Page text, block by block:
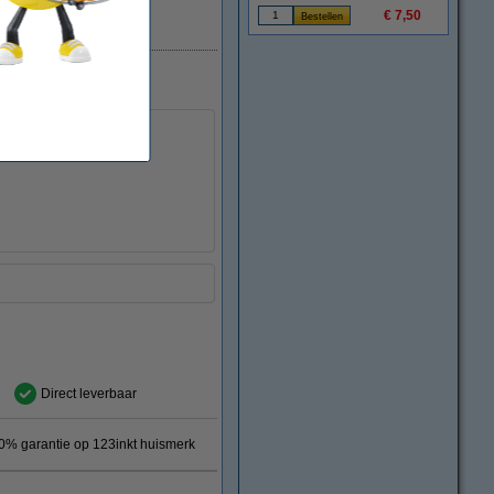
Direct leverbaar
Direct leverbaar
garantie op 123inkt huismerk
€ 7,50